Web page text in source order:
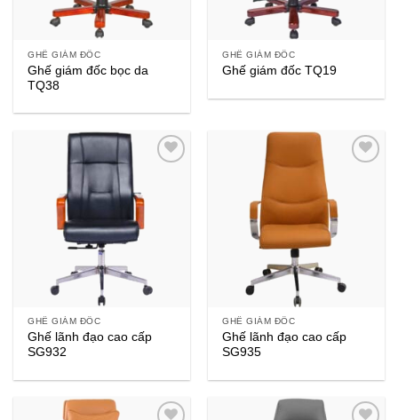
GHẾ GIÁM ĐỐC
Ghế giám đốc bọc da
TQ38
GHẾ GIÁM ĐỐC
Ghế giám đốc TQ19
GHẾ GIÁM ĐỐC
Ghế lãnh đạo cao cấp
SG932
GHẾ GIÁM ĐỐC
Ghế lãnh đạo cao cấp
SG935